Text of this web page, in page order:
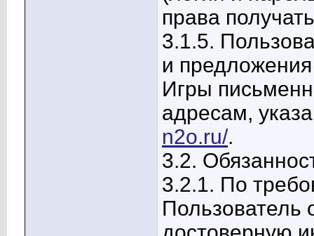
права
3.1.5.
и
Игры
адресам,
n2o.ru/.
3.2.
3.2.1. По
Пользователь